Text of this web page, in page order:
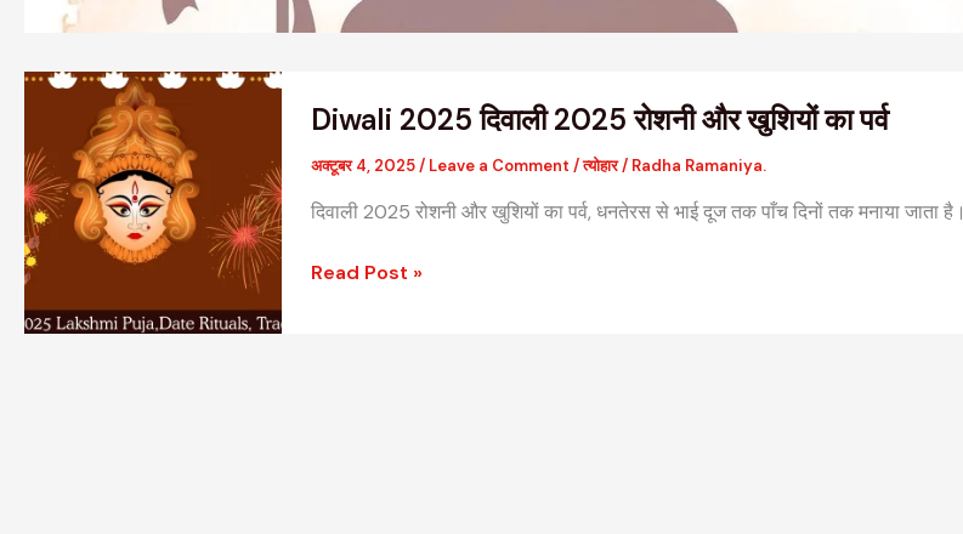
Diwali 2025 दिवाली 2025 रोशनी और खुशियों का पर्व
अक्टूबर 4, 2025/ Leave a Comment /त्योहार/ Radha Ramaniya.
दिवाली 2025 रोशनी और खुशियों का पर्व, धनतेरस से भाई दूज तक पाँच दिनों तक मनाया जाता है।
2025
2025
रोशनी
खुशियों
Read Post »